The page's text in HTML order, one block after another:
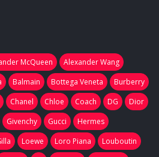
McQueen
Alexander Wang
Balmain Bottega Veneta
Burberry
Chanel Chloe Coach DG
Dior
Givenchy Gucci
Hermes
Loewe Loro Piana
Louboutin